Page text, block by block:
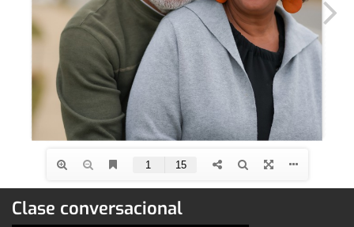
Clase conversacional